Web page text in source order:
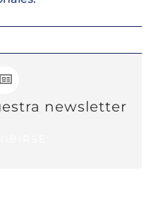
newsletter